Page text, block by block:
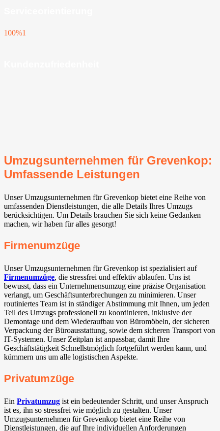
100%1
Umzugsunternehmen für Grevenkop:
Umfassende Leistungen
Unser Umzugsunternehmen für Grevenkop bietet eine Reihe von
umfassenden Dienstleistungen, die alle Details Ihres Umzugs
berücksichtigen. Um Details brauchen Sie sich keine Gedanken
machen, wir haben für alles gesorgt!
Firmenumzüge
Unser Umzugsunternehmen für Grevenkop ist spezialisiert auf
Firmenumzüge, die stressfrei und effektiv ablaufen. Uns ist
bewusst, dass ein Unternehmensumzug eine präzise Organisation
verlangt, um Geschäftsunterbrechungen zu minimieren. Unser
routiniertes Team ist in ständiger Abstimmung mit Ihnen, um jeden
Teil des Umzugs professionell zu koordinieren, inklusive der
Demontage und dem Wiederaufbau von Büromöbeln, der sicheren
Verpackung der Büroausstattung, sowie dem sicheren Transport von
IT-Systemen. Unser Zeitplan ist anpassbar, damit Ihre
Geschäftstätigkeit Schnellstmöglich fortgeführt werden kann, und
kümmern uns um alle logistischen Aspekte.
Privatumzüge
Ein Privatumzug ist ein bedeutender Schritt, und unser Anspruch
ist es, ihn so stressfrei wie möglich zu gestalten. Unser
Umzugsunternehmen für Grevenkop bietet eine Reihe von
Dienstleistungen, die auf Ihre individuellen Anforderungen